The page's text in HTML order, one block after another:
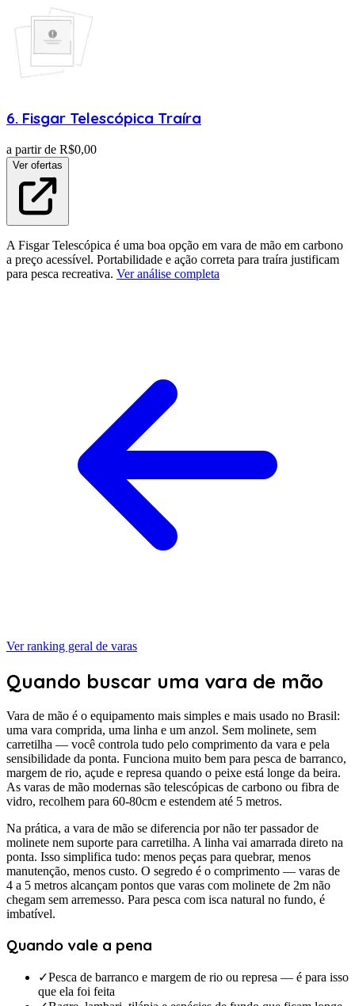
6. Fisgar Telescópica Traíra
a partir de R$0,00
Ver ofertas
A Fisgar Telescópica é uma boa opção em vara de mão em carbono
a preço acessível. Portabilidade e ação correta para traíra justificam
para pesca recreativa. Ver análise completa
Ver ranking geral de varas
Quando buscar uma vara de mão
Vara de mão é o equipamento mais simples e mais usado no Brasil:
uma vara comprida, uma linha e um anzol. Sem molinete, sem
carretilha — você controla tudo pelo comprimento da vara e pela
sensibilidade da ponta. Funciona muito bem para pesca de barranco,
margem de rio, açude e represa quando o peixe está longe da beira.
As varas de mão modernas são telescópicas de carbono ou fibra de
vidro, recolhem para 60-80cm e estendem até 5 metros.
Na prática, a vara de mão se diferencia por não ter passador de
molinete nem suporte para carretilha. A linha vai amarrada direto na
ponta. Isso simplifica tudo: menos peças para quebrar, menos
manutenção, menos custo. O segredo é o comprimento — varas de
4 a 5 metros alcançam pontos que varas com molinete de 2m não
chegam sem arremesso. Para pesca com isca natural no fundo, é
imbatível.
Quando vale a pena
✓Pesca de barranco e margem de rio ou represa — é para isso
que ela foi feita